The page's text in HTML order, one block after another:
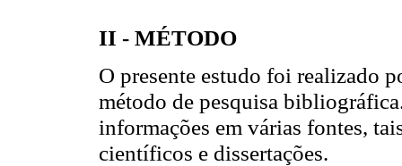
II - MÉTODO
O presente estudo foi realizado
método de pesquisa
informações em várias fontes,
científicos e dissertações.